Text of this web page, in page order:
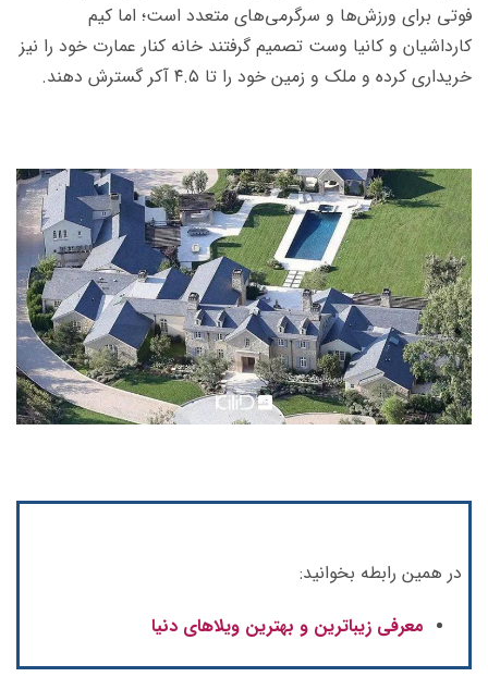
فوتی برای ورزش­‌ها و سرگرمی­‌های متعدد است؛ اما کیم
کارداشیان و کانیا وست تصمیم گرفتند خانه کنار عمارت خود را نیز
خریداری کرده و ملک و زمین خود را تا ۴.۵ آکر گسترش دهند.
در همین رابطه بخوانید:
معرفی زیباترین و بهترین ویلاهای دنیا